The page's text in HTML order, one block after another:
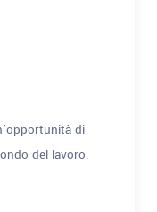
di
del lavoro.